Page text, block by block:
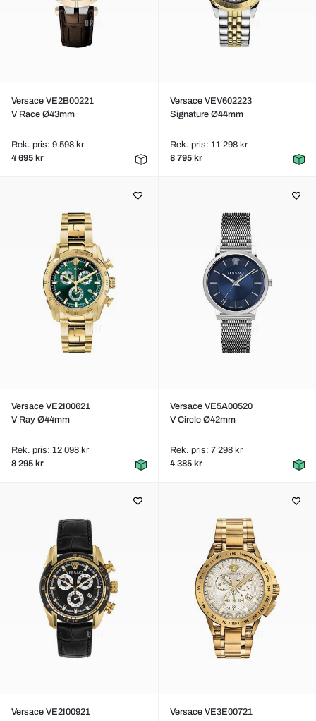
Versace VE2B00221
V Race Ø43mm
Rek. pris: 9 598 kr
4 695 kr
Versace VEV602223
Signature Ø44mm
Rek. pris: 11 298 kr
8 795 kr
Versace VE2I00621
V Ray Ø44mm
Rek. pris: 12 098 kr
8 295 kr
Versace VE5A00520
V Circle Ø42mm
Rek. pris: 7 298 kr
4 385 kr
Versace VE2I00921
Versace VE3E00721